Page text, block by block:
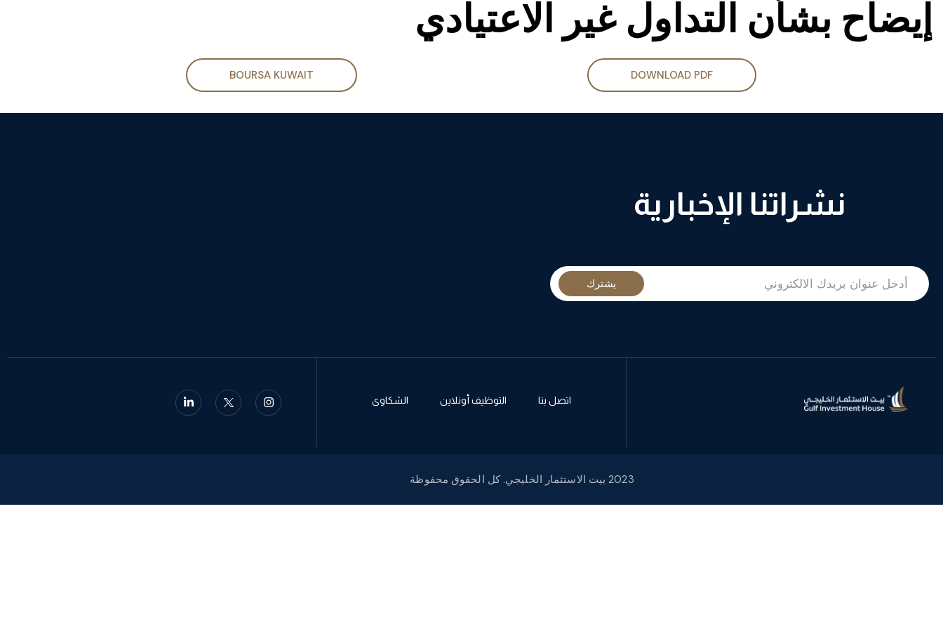
إيضاح بشأن التداول غير الاعتيادي
DOWNLOAD PDF
BOURSA KUWAIT
نشراتنا الإخبارية
يشترك
اتصل بنا التوظيف أونلاين الشكاوى
2023 بيت الاستثمار الخليجي. كل الحقوق محفوظة